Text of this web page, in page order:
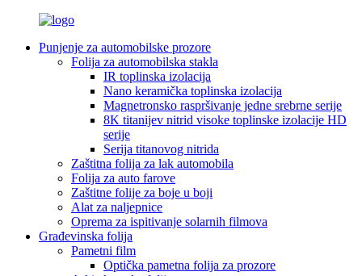
Punjenje za automobilske prozore
Folija za automobilska stakla
IR toplinska izolacija
Nano keramička toplinska izolacija
Magnetronsko raspršivanje jedne srebrne serije
8K titanijev nitrid visoke toplinske izolacije HD
serije
Serija titanovog nitrida
Zaštitna folija za lak automobila
Folija za auto farove
Zaštitne folije za boje u boji
Alat za naljepnice
Oprema za ispitivanje solarnih filmova
Građevinska folija
Pametni film
Optička pametna folija za prozore